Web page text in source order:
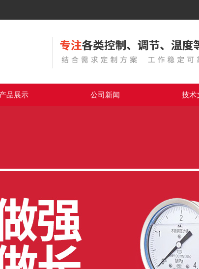
产品展示 公司新闻 技术